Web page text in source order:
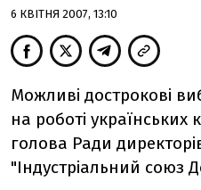
6 КВІТНЯ 2007, 13:10
Можливі дострокові
на роботі
голова Ради
"Індустріальний союз